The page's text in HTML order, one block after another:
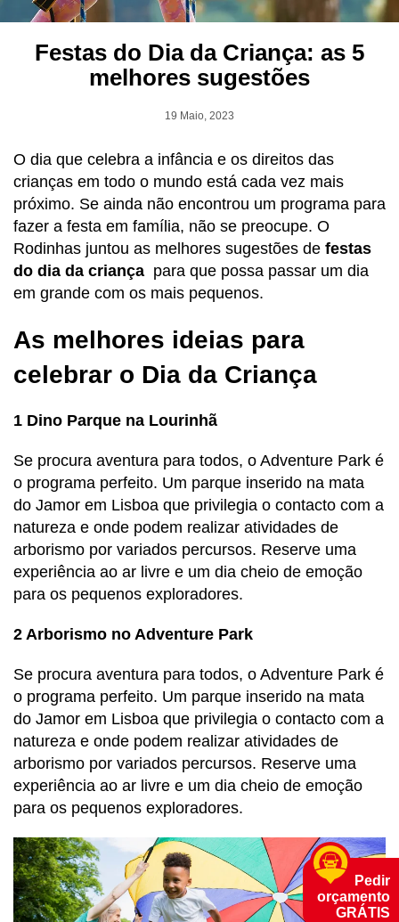
Festas do Dia da Criança: as 5
melhores sugestões
19 Maio, 2023
O dia que celebra a infância e os direitos das
crianças em todo o mundo está cada vez mais
próximo. Se ainda não encontrou um programa para
fazer a festa em família, não se preocupe. O
Rodinhas juntou as melhores sugestões de festas
do dia da criança para que possa passar um dia
em grande com os mais pequenos.
As melhores ideias para
celebrar o Dia da Criança
1 Dino Parque na Lourinhã
Se procura aventura para todos, o Adventure Park é
o programa perfeito. Um parque inserido na mata
do Jamor em Lisboa que privilegia o contacto com a
natureza e onde podem realizar atividades de
arborismo por variados percursos. Reserve uma
experiência ao ar livre e um dia cheio de emoção
para os pequenos exploradores.
2 Arborismo no Adventure Park
Se procura aventura para todos, o Adventure Park é
o programa perfeito. Um parque inserido na mata
do Jamor em Lisboa que privilegia o contacto com a
natureza e onde podem realizar atividades de
arborismo por variados percursos. Reserve uma
experiência ao ar livre e um dia cheio de emoção
para os pequenos exploradores.
Pedir
orçamento
GRÁTIS